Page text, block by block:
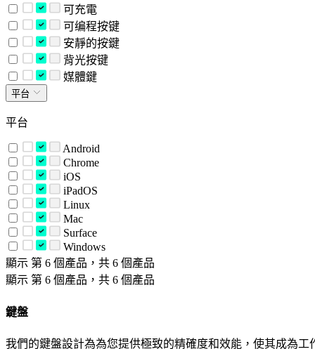
可充電
可编程按键
安靜的按鍵
背光按键
媒體鍵
平台
平台
Android
Chrome
iOS
iPadOS
Linux
Mac
Surface
Windows
顯示 第 6 個產品，共 6 個產品
顯示 第 6 個產品，共 6 個產品
鍵盤
我們的鍵盤設計為為您提供極致的精確度和效能，使其成為工